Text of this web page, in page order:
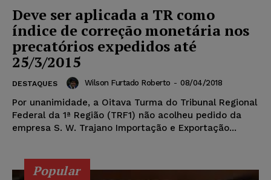
Deve ser aplicada a TR como
índice de correção monetária nos
precatórios expedidos até
25/3/2015
DESTAQUES Wilson Furtado Roberto - 08/04/2018
Por unanimidade, a Oitava Turma do Tribunal Regional
Federal da 1ª Região (TRF1) não acolheu pedido da
empresa S. W. Trajano Importação e Exportação...
Popular